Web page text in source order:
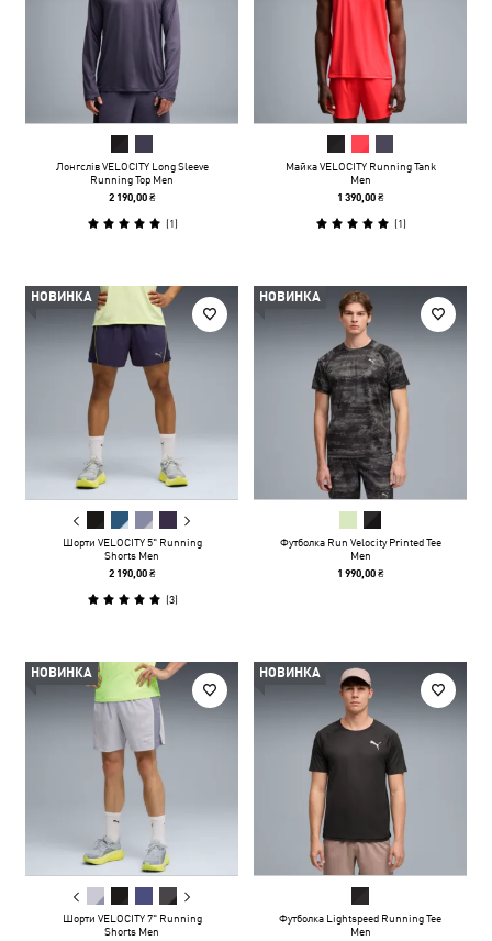
Лонгслів VELOCITY Long Sleeve
Running Top Men
2 190,00 ₴
(1)
Майка VELOCITY Running Tank
Men
1 390,00 ₴
(1)
НОВИНКА
Шорти VELOCITY 5" Running
Shorts Men
2 190,00 ₴
(3)
НОВИНКА
Футболка Run Velocity Printed Tee
Men
1 990,00 ₴
НОВИНКА
Шорти VELOCITY 7" Running
Shorts Men
НОВИНКА
Футболка Lightspeed Running Tee
Men